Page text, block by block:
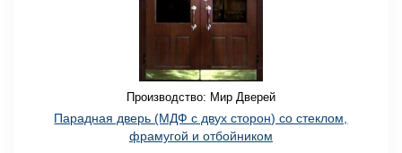
Производство: Мир Дверей
Парадная дверь (МДФ с двух сторон) со стеклом,
фрамугой и отбойником